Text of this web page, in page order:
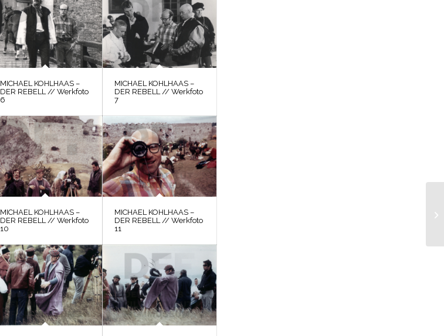
MICHAEL KOHLHAAS –
DER REBELL // Werkfoto
6
MICHAEL KOHLHAAS –
DER REBELL // Werkfoto
7
MICHAEL KOHLHAAS –
DER REBELL // Werkfoto
10
MICHAEL KOHLHAAS –
DER REBELL // Werkfoto
11